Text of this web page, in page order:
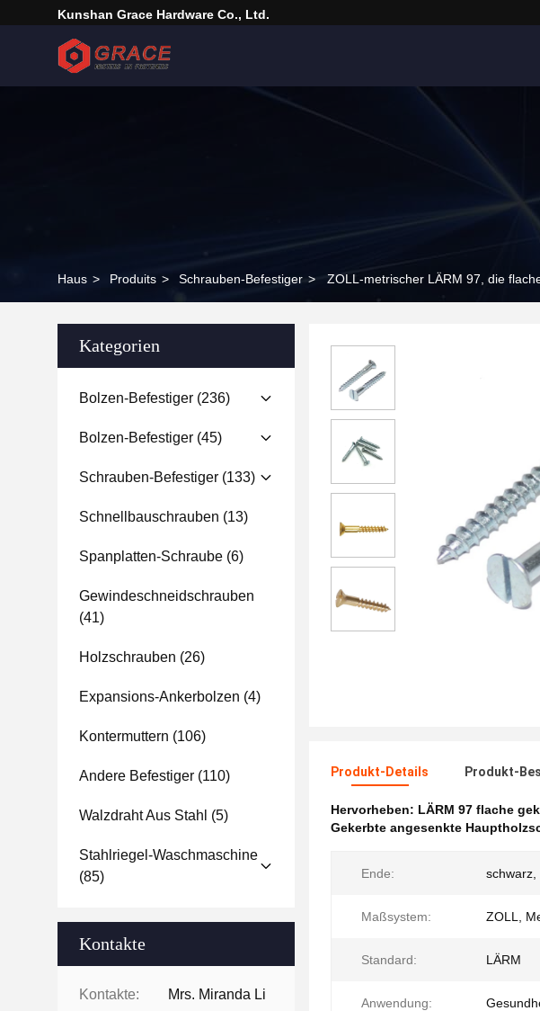
Kunshan Grace Hardware Co., Ltd.
Haus > Produits > Schrauben-Befestiger > ZOLL-metrischer LÄRM 97, die
Kategorien
Bolzen-Befestiger (236)
Bolzen-Befestiger (45)
Schrauben-Befestiger (133)
Schnellbauschrauben (13)
Spanplatten-Schraube (6)
Gewindeschneidschrauben
(41)
Holzschrauben (26)
Expansions-Ankerbolzen (4)
Kontermuttern (106)
Andere Befestiger (110)
Walzdraht Aus Stahl (5)
Stahlriegel-Waschmaschine
(85)
Kontakte
Kontakte: Mrs. Miranda Li
Produkt-Details Produkt-
Hervorheben: LÄRM 97 flache
Gekerbte angesenkte
Ende: schwarz,
Maßsystem: ZOLL,
Standard: LÄRM
Anwendung: